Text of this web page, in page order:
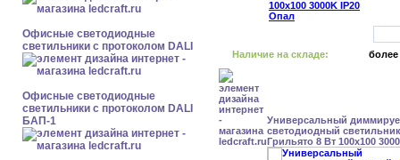
Офисные светодиодные
светильники с протоколом DALI
Офисные светодиодные
светильники с протоколом DALI
БАП-1
Наличие на складе: более
Универсальный
светодиодный
Грильято 8 Вт 100x100